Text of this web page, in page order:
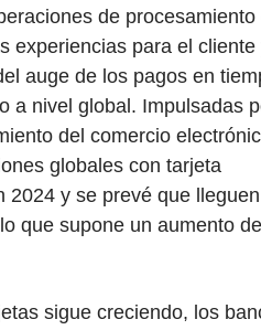
de procesamiento
experiencias para el cliente
auge de los pagos en
a nivel global. Impulsadas
del comercio
globales con tarjeta
2024 y se prevé que
que supone un aumento del
sigue creciendo, los